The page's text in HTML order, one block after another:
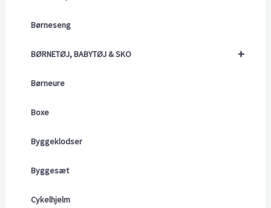
Børneseng
+
BØRNETØJ, BABYTØJ & SKO
Børneure
Boxe
Byggeklodser
Byggesæt
Cykelhjelm